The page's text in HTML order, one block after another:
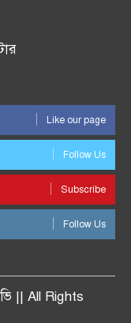
Like our page
Follow Us
Subscribe
Follow Us
|| All Rights